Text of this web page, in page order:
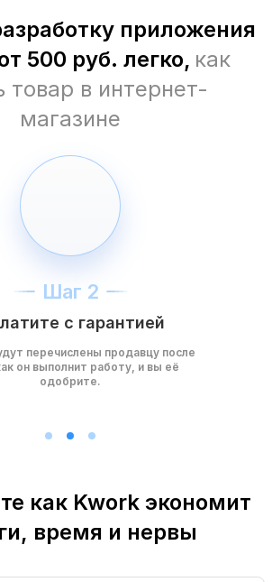
приложения
500 руб. легко, как
товар в интернет-
магазине
Шаг 2
с гарантией
перечислены продавцу после
он выполнит работу, и вы её
одобрите.
как Kwork экономит
время и нервы